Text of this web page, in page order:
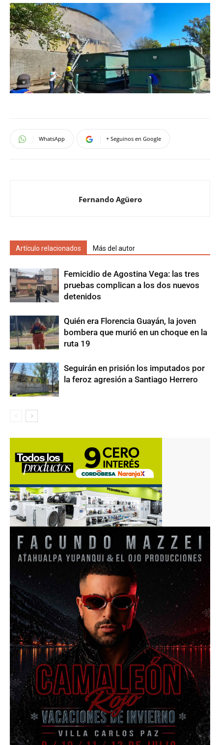
WhatsApp + Seguinos en Google
Fernando Agüero
Artículo relacionados Más del autor
Femicidio de Agostina Vega: las tres
pruebas complican a los dos nuevos
detenidos
Quién era Florencia Guayán, la joven
bombera que murió en un choque en la
ruta 19
Seguirán en prisión los imputados por
la feroz agresión a Santiago Herrero